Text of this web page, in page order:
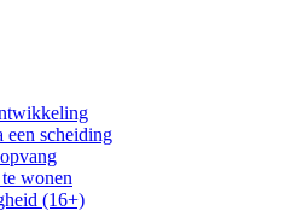
een scheiding
wonen
(16+)